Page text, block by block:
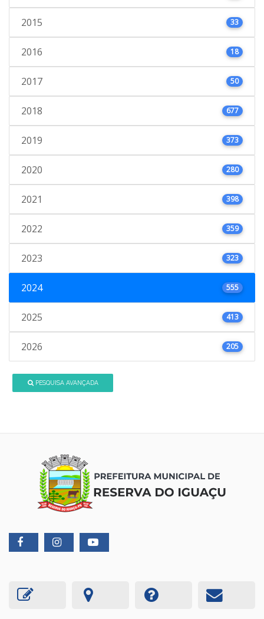
2015 33
2016 18
2017 50
2018 677
2019 373
2020 280
2021 398
2022 359
2023 323
2024 555
2025 413
2026 205
PESQUISA AVANÇADA